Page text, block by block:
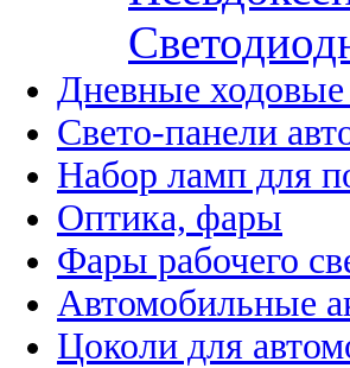
Дневные
Свето-панели
Набор ламп для
Оптика, фары
Фары рабочего
Автомобильные
Цоколи для